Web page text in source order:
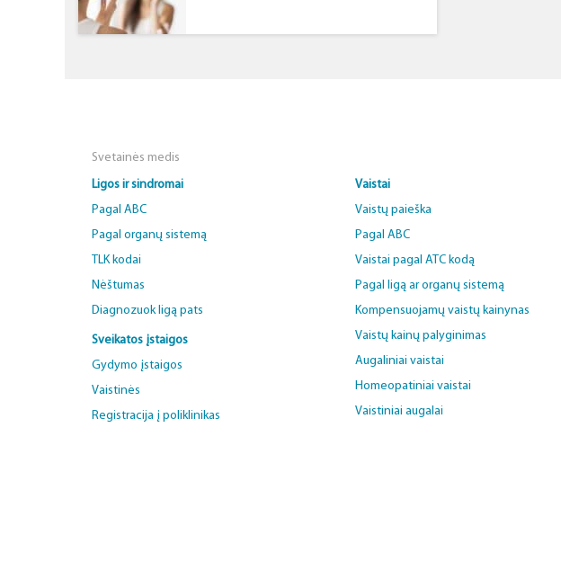
Svetainės medis
Ligos ir sindromai
Pagal ABC
Pagal organų sistemą
TLK kodai
Nėštumas
Diagnozuok ligą pats
Sveikatos įstaigos
Gydymo įstaigos
Vaistinės
Registracija į poliklinikas
Vaistai
Vaistų paieška
Pagal ABC
Vaistai pagal ATC kodą
Pagal ligą ar organų sistemą
Kompensuojamų vaistų kainynas
Vaistų kainų palyginimas
Augaliniai vaistai
Homeopatiniai vaistai
Vaistiniai augalai